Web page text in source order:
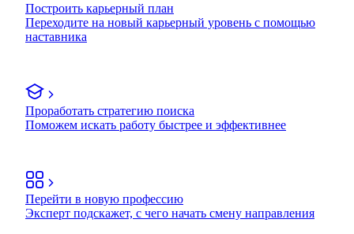
Построить карьерный план
Переходите на новый карьерный уровень с помощью
наставника
Проработать стратегию поиска
Поможем искать работу быстрее и эффективнее
Перейти в новую профессию
Эксперт подскажет, с чего начать смену направления